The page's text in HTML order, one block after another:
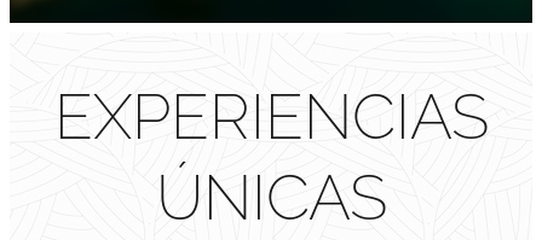
EXPERIENCIAS
ÚNICAS